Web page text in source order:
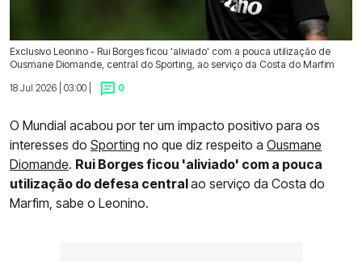
Exclusivo Leonino - Rui Borges ficou 'aliviado' com a pouca utilização de
Ousmane Diomande, central do Sporting, ao serviço da Costa do Marfim
18 Jul 2026 | 03:00 |
0
O Mundial acabou por ter um impacto positivo para os
interesses do Sporting no que diz respeito a Ousmane
Diomande. Rui Borges ficou 'aliviado' com a pouca
utilização do defesa centralao serviço da Costa do
Marfim, sabe o Leonino.